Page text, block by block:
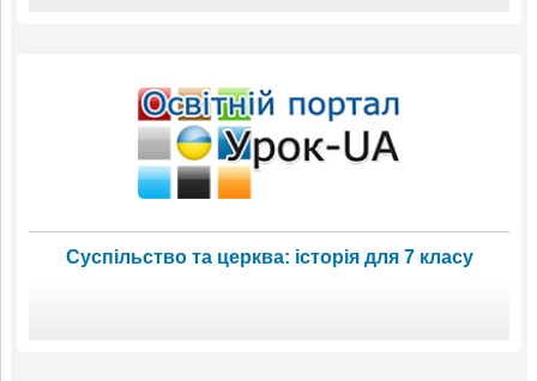
Суспільство та церква: історія для 7 класу